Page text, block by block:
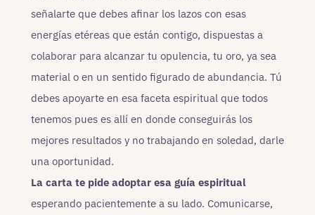
señalarte que debes afinar los lazos con esas
energías etéreas que están contigo, dispuestas a
colaborar para alcanzar tu opulencia, tu oro, ya sea
material o en un sentido figurado de abundancia. Tú
debes apoyarte en esa faceta espiritual que todos
tenemos pues es allí en donde conseguirás los
mejores resultados y no trabajando en soledad, darle
una oportunidad.
La carta te pide adoptar esa guía espiritual
esperando pacientemente a su lado. Comunicarse,